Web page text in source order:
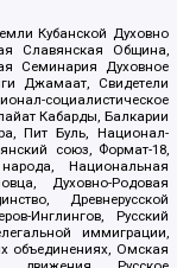
Кубанской Духовно
Славянская Община,
Семинария Духовное
Джамаат, Свидетели
социалистическое
Кабарды, Балкарии
Пит Буль, Национал-
союз, Формат-18,
Национальная
Духовно-Родовая
Древнерусской
Инглингов, Русский
иммиграции,
объединениях, Омская